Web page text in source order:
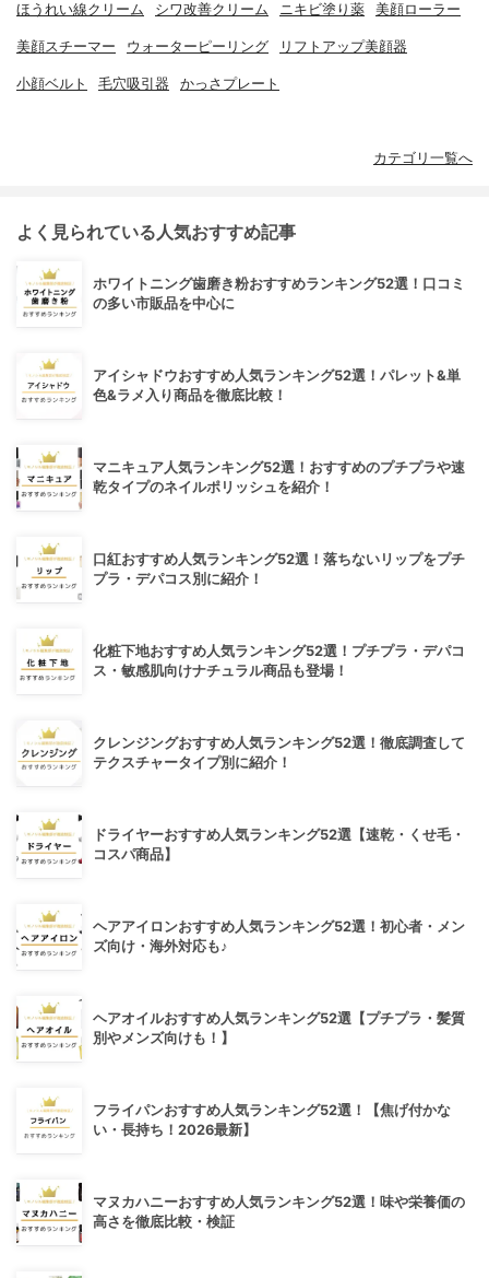
ほうれい線クリーム シワ改善クリーム ニキビ塗り薬 美顔ローラー
美顔スチーマー ウォーターピーリング リフトアップ美顔器
小顔ベルト 毛穴吸引器 かっさプレート
カテゴリ一覧へ
よく見られている人気おすすめ記事
ホワイトニング歯磨き粉おすすめランキング52選！口コミ
の多い市販品を中心に
アイシャドウおすすめ人気ランキング52選！パレット&単
色&ラメ入り商品を徹底比較！
マニキュア人気ランキング52選！おすすめのプチプラや速
乾タイプのネイルポリッシュを紹介！
口紅おすすめ人気ランキング52選！落ちないリップをプチ
プラ・デパコス別に紹介！
化粧下地おすすめ人気ランキング52選！プチプラ・デパコ
ス・敏感肌向けナチュラル商品も登場！
クレンジングおすすめ人気ランキング52選！徹底調査して
テクスチャータイプ別に紹介！
ドライヤーおすすめ人気ランキング52選【速乾・くせ毛・
コスパ商品】
ヘアアイロンおすすめ人気ランキング52選！初心者・メン
ズ向け・海外対応も♪
ヘアオイルおすすめ人気ランキング52選【プチプラ・髪質
別やメンズ向けも！】
フライパンおすすめ人気ランキング52選！【焦げ付かな
い・長持ち！2026最新】
マヌカハニーおすすめ人気ランキング52選！味や栄養価の
高さを徹底比較・検証